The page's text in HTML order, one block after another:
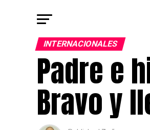
INTERNACIONALES
Padre e
Bravo y